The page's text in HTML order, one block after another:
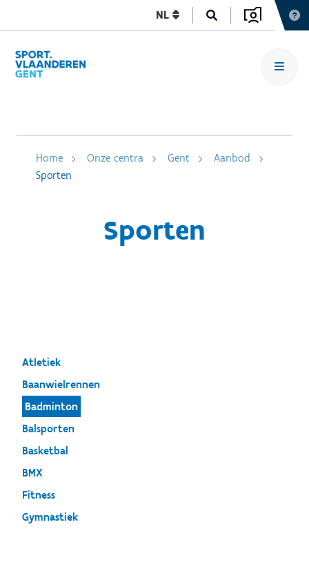
NL
Home Onze centra Gent
Aanbod
Sporten
Sporten
Atletiek
Baanwielrennen
Badminton
Balsporten
Basketbal
BMX
Fitness
Gymnastiek